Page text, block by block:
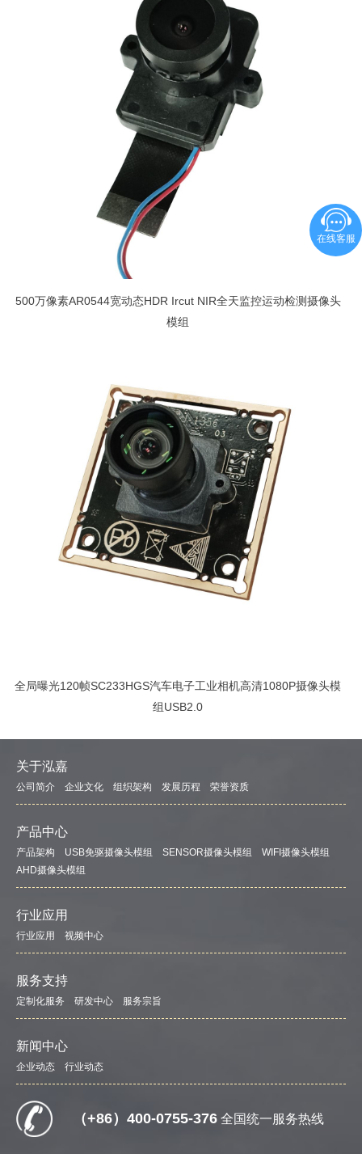
500万像素AR0544宽动态HDR Ircut NIR全天监控运动检测摄像头
模组
全局曝光120帧SC233HGS汽车电子工业相机高清1080P摄像头模
组USB2.0
关于泓嘉
公司简介 企业文化 组织架构 发展历程 荣誉资质
产品中心
产品架构 USB免驱摄像头模组 SENSOR摄像头模组
WIFI摄像头模组
AHD摄像头模组
行业应用
行业应用 视频中心
服务支持
定制化服务 研发中心 服务宗旨
新闻中心
企业动态 行业动态
（+86）400-0755-376 全国统一服务热线
在线客服